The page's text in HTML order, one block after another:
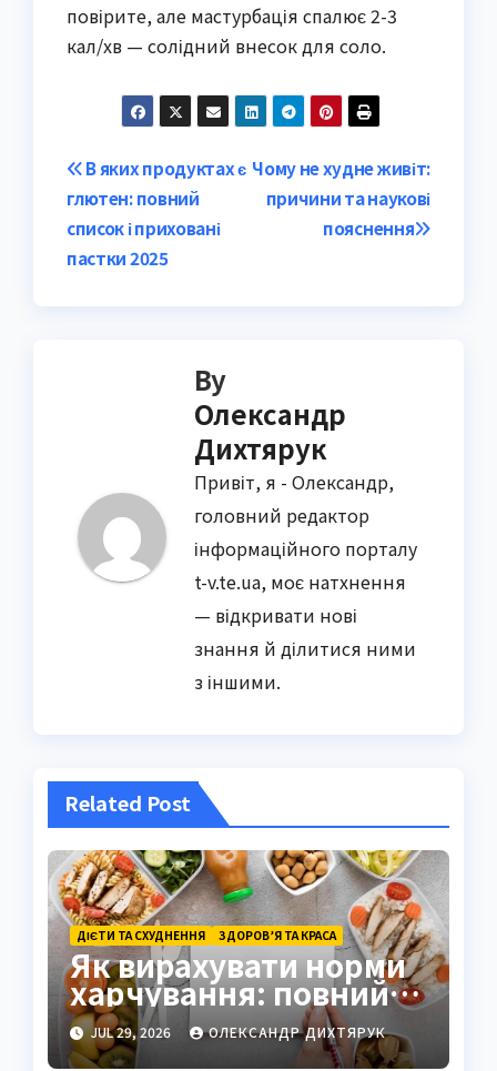
повірите, але мастурбація спалює 2-3
кал/хв — солідний внесок для соло.
Post
navigation
Чому не худне живіт:
причини та наукові
пояснення
В яких продуктах є
глютен: повний
список і приховані
пастки 2025
By
Олександр
Дихтярук
Привіт, я - Олександр,
головний редактор
інформаційного порталу
t-v.te.ua, моє натхнення
— відкривати нові
знання й ділитися ними
з іншими.
Related Post
ДІЄТИ ТА СХУДНЕННЯ ЗДОРОВ’Я ТА КРАСА
Як вирахувати норми
харчування: повний
гід з формулами та
прикладами
JUL 29, 2026 ОЛЕКСАНДР ДИХТЯРУК